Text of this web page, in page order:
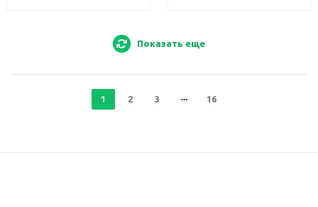
Показать еще
1 2 3 16